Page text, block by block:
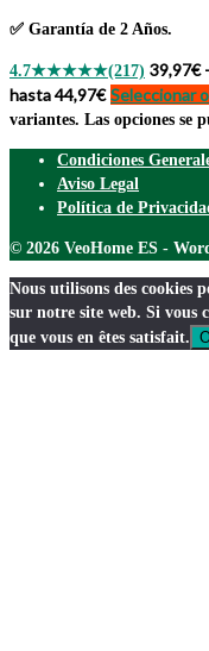
✅ Garantía de 2 Años.
4.7★★★★★(217) 39,97€ -
hasta 44,97€ Seleccionar
variantes. Las opciones se
Condiciones
Aviso Legal
Política de
© 2026 VeoHome ES -
Nous utilisons des cookies
sur notre site web. Si vous
que vous en êtes satisfait.